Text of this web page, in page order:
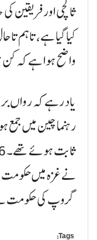
ثالثی اور فریقین
کیا گیا ہے، تاہم
واضح ہوا ہے کہ
یاد رہے کہ رواں
رہنما چین میں جمع
نے غزہ میں حکومت
گروپ کی حکومت
Tags: